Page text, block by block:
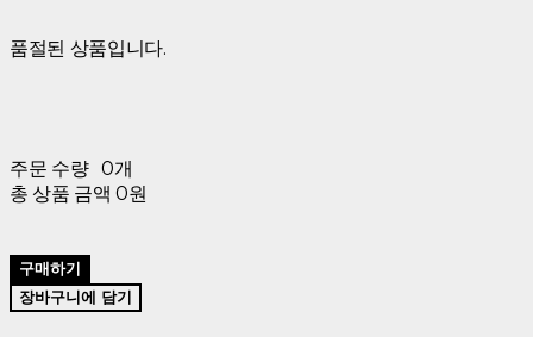
품절된 상품입니다.
주문 수량 0개
총 상품 금액 0원
구매하기
장바구니에 담기